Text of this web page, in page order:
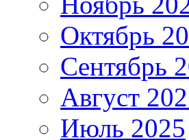
Октябрь
Сентябрь
Август
Июль 2025